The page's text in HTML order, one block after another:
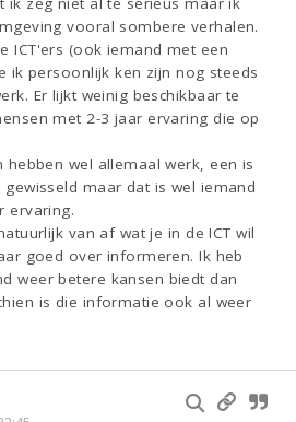
vooral sombere verhalen.
ICT'ers (ook iemand met een
ik persoonlijk ken zijn nog steeds
Er lijkt weinig beschikbaar te
met 2-3 jaar ervaring die op
hebben wel allemaal werk, een is
maar dat is wel iemand
ervaring.
van af wat je in de ICT wil
goed over informeren. Ik heb
weer betere kansen biedt dan
is die informatie ook al weer